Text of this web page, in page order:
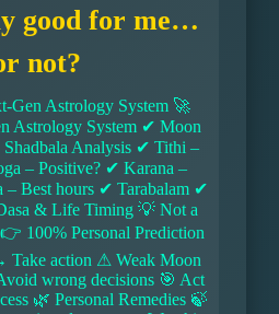
good for me…
not?
Gen Astrology System 🚀
Astrology System ✔ Moon
Analysis ✔ Tithi –
– Positive? ✔ Karana –
Best hours ✔ Tarabalam ✔
& Life Timing 💡 Not a
100% Personal Prediction
Take action ⚠ Weak Moon
wrong decisions 🎯 Act
🌿 Personal Remedies 🍃